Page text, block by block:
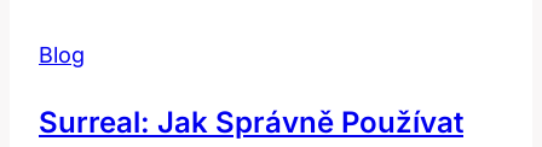
Blog
Surreal: Jak Správně Používat